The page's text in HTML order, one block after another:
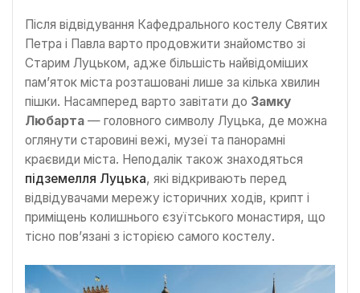
Після відвідування Кафедрального костелу Святих
Петра і Павла варто продовжити знайомство зі
Старим Луцьком, адже більшість найвідоміших
пам’яток міста розташовані лише за кілька хвилин
пішки. Насамперед варто завітати до Замку
Любарта — головного символу Луцька, де можна
оглянути старовині вежі, музеї та панорамні
краєвиди міста. Неподалік також знаходяться
підземелля Луцька, які відкривають перед
відвідувачами мережу історичних ходів, крипт і
приміщень колишнього єзуїтського монастиря, що
тісно пов’язані з історією самого костелу.